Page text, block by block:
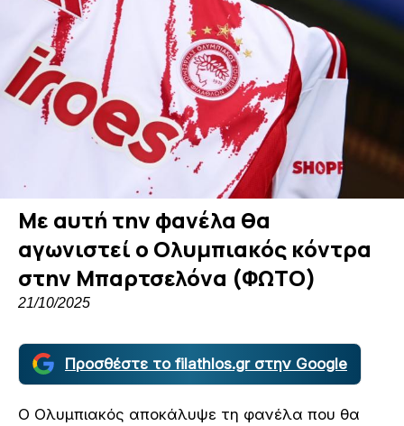
Με αυτή την φανέλα θα
αγωνιστεί ο Ολυμπιακός κόντρα
στην Μπαρτσελόνα (ΦΩΤΟ)
21/10/2025
Προσθέστε το filathlos.gr στην Google
Ο Ολυμπιακός αποκάλυψε τη φανέλα που θα